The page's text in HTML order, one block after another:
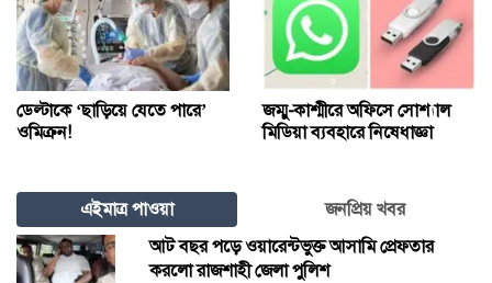
ডেল্টাকে ‘ছাড়িয়ে যেতে পারে’
ওমিক্রন!
জম্মু-কাশ্মীরে অফিসে সোশ্যাল
মিডিয়া ব্যবহারে নিষেধাজ্ঞা
এইমাত্র পাওয়া
জনপ্রিয় খবর
আট বছর পড়ে ওয়ারেন্টভুক্ত আসামি প্রেফতার
করলো রাজশাহী জেলা পুলিশ